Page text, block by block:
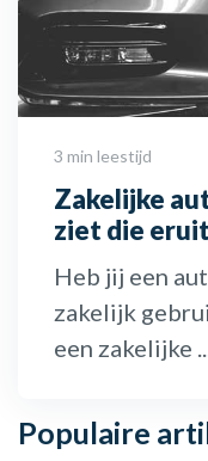
3 min leestijd
Zakelijke
ziet die
Heb jij een
zakelijk
een zakelijke ...
Populaire